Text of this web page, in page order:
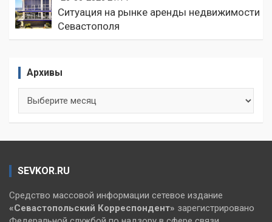
Ситуация на рынке аренды недвижимости
Севастополя
Архивы
SEVKOR.RU
Средство массовой информации сетевое издание
«Севастопольский Корреспондент» зарегистрировано